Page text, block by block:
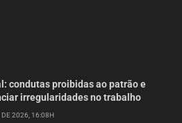
condutas proibidas ao patrão e
irregularidades no trabalho
DE 2026, 16:08H